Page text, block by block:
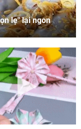
lẹ" lại ngon